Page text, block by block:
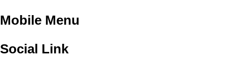
Mobile Menu
Social Link